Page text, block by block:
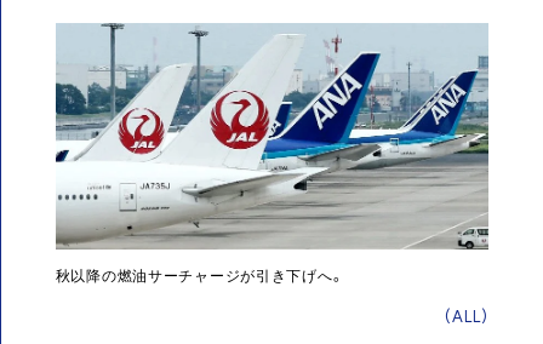
秋以降の燃油サーチャージが引き下げへ。
(ALL)